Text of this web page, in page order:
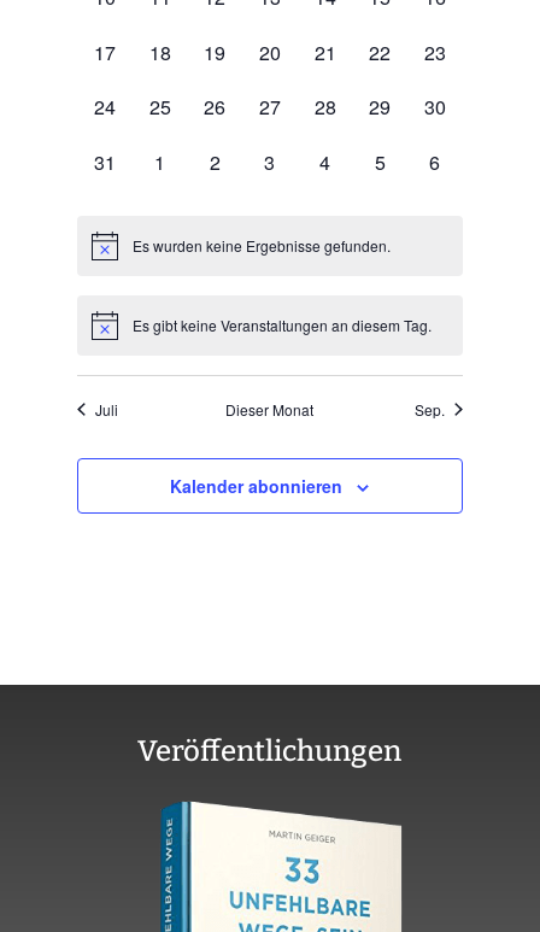
0
17
0
18
0
19
0
20
0
21
0
22
0
23
0
24
0
25
0
26
0
27
0
28
0
29
0
30
0
31
0
1
0
2
0
3
0
4
0
5
0
6
Es wurden keine Ergebnisse gefunden.
Es gibt keine Veranstaltungen an diesem Tag.
Juli Dieser Monat Sep.
Kalender abonnieren
Veröffentlichungen